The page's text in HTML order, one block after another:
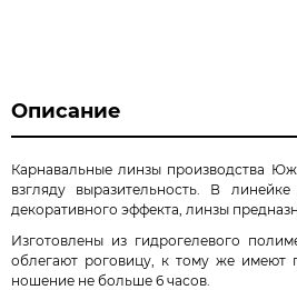
Описание
Карнавальные линзы производства
взгляду выразительность. В
декоративного эффекта, линзы
Изготовлены из гидрогелевого
облегают роговицу, к тому же имеют
ношение не больше 6 часов.